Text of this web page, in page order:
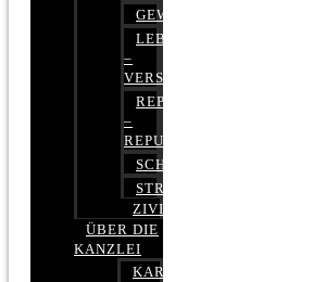
GEWERBERECHT
LEBENSVERSICHERUNG
–
VERSICHERUNGSRECHT
REPUTATIONSRECHT
–
SCHUFARECHT
STRAFRECHT
ZIVILRECHT
ÜBER DIE
KANZLEI
KARRIERE